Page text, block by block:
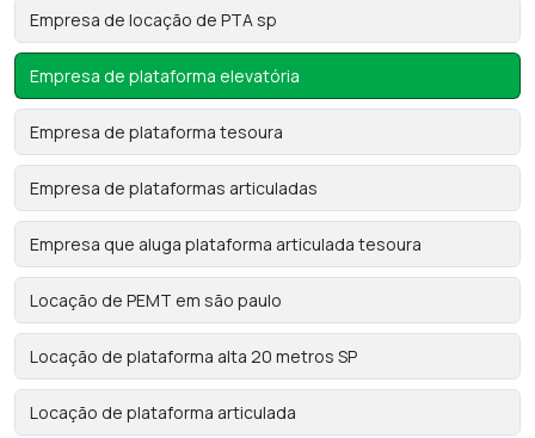
Empresa de locação de PTA sp
Empresa de plataforma elevatória
Empresa de plataforma tesoura
Empresa de plataformas articuladas
Empresa que aluga plataforma articulada tesoura
Locação de PEMT em são paulo
Locação de plataforma alta 20 metros SP
Locação de plataforma articulada